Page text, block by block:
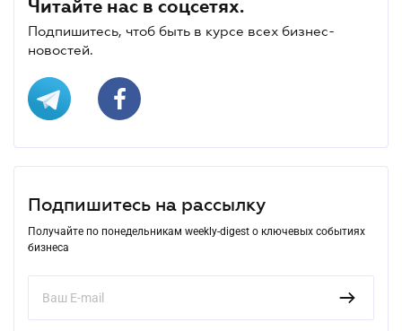
Читайте нас в соцсетях.
Подпишитесь, чтоб быть в курсе всех бизнес-
новостей.
Подпишитесь на рассылку
Получайте по понедельникам weekly-digest о ключевых событиях
бизнеса